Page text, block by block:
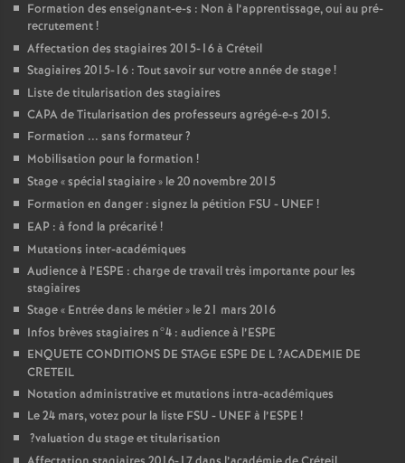
Formation des enseignant-e-s : Non à l’apprentissage, oui au pré-
recrutement!
Affectation des stagiaires 2015-16 à Créteil
Stagiaires 2015-16 : Tout savoir sur votre année de stage!
Liste de titularisation des stagiaires
CAPAde Titularisation des professeurs agrégé-e-s 2015.
Formation ... sans formateur?
Mobilisation pour la formation !
Stage «spécial stagiaire» le 20 novembre 2015
Formation en danger : signez la pétition FSU - UNEF!
EAP : à fond la précarité!
Mutations inter-académiques
Audience à l’ESPE : charge de travail très importante pour les
stagiaires
Stage « Entrée dans le métier» le 21 mars 2016
Infos brèves stagiaires n°4 : audience à l’ESPE
ENQUETE CONDITIONS DE STAGE ESPE DE L?ACADEMIE DE
CRETEIL
Notation administrative et mutations intra-académiques
Le 24 mars, votez pour la liste FSU - UNEFà l’ESPE !
?valuation du stage et titularisation